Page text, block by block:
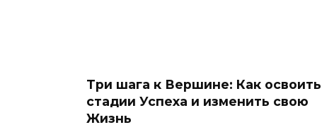
Три шага к Вершине: Как освоить
стадии Успеха и изменить свою
Жизнь